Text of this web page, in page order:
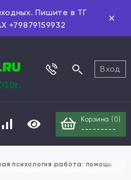
Пишите в ТГ
+79879159932
Вход
Корзина ( 0)
---------
психология работа: помощь в